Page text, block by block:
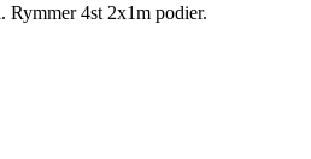
Rymmer 4st 2x1m podier.